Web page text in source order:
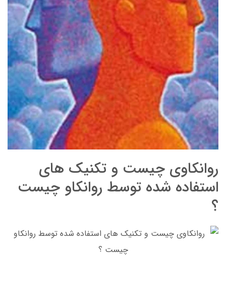
روانکاوی چیست و تکنیک های
استفاده شده توسط روانکاو چیست
؟